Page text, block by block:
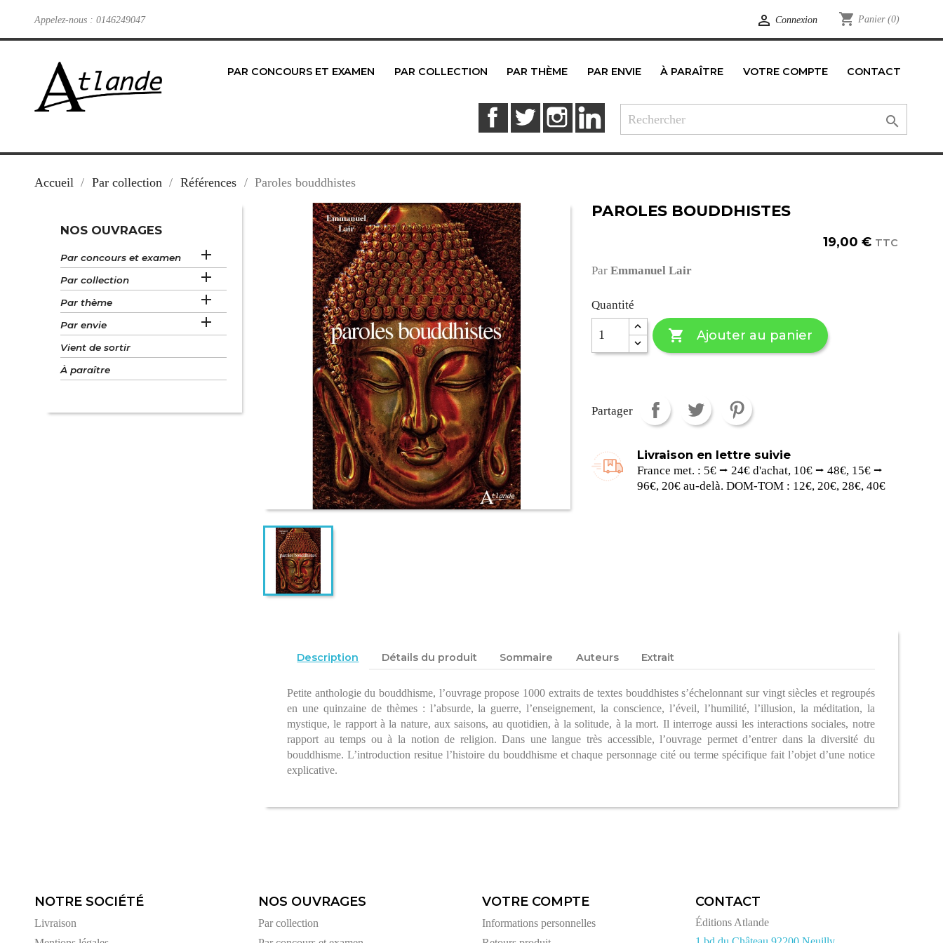
Appelez-nous : 0146249047  Connexion shopping_cart Panier (0)
PAR CONCOURS ET EXAMEN PAR COLLECTION PAR THÈME PAR ENVIE À PARAÎTRE VOTRE COMPTE CONTACT
FacebookTwitter Instagram

Accueil Par collection Références Paroles bouddhistes
NOS OUVRAGES
Par concours et examen 
Par collection 
Par thème 
Par envie 
Vient de sortir
À paraître
PAROLES BOUDDHISTES
19,00 € TTC
ParEmmanuel Lair
Quantité
 Ajouter au panier
Partager
Livraison en lettre suivie
France met. : 5€ ⭢ 24€ d'achat, 10€ ⭢ 48€, 15€ ⭢
96€, 20€ au-delà. DOM-TOM : 12€, 20€, 28€, 40€
Description Détails du produit Sommaire Auteurs Extrait
Petite anthologie du bouddhisme, l’ouvrage propose 1000 extraits de textes bouddhistes s’échelonnant sur vingt siècles et regroupés
en une quinzaine de thèmes : l’absurde, la guerre, l’enseignement, la conscience, l’éveil, l’humilité, l’illusion, la méditation, la
mystique, le rapport à la nature, aux saisons, au quotidien, à la solitude, à la mort. Il interroge aussi les interactions sociales, notre
rapport au temps ou à la notion de religion. Dans une langue très accessible, l’ouvrage permet d’entrer dans la diversité du
bouddhisme. L’introduction resitue l’histoire du bouddhisme et chaque personnage cité ou terme spécifique fait l’objet d’une notice
explicative.
NOTRE SOCIÉTÉ
Livraison
NOS OUVRAGES
Par collection
VOTRE COMPTE
Informations personnelles
CONTACT
Éditions Atlande